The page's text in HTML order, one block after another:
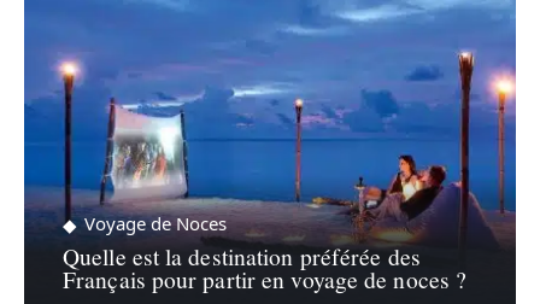
Voyage de Noces
Quelle est la destination préférée des
Français pour partir en voyage de noces ?